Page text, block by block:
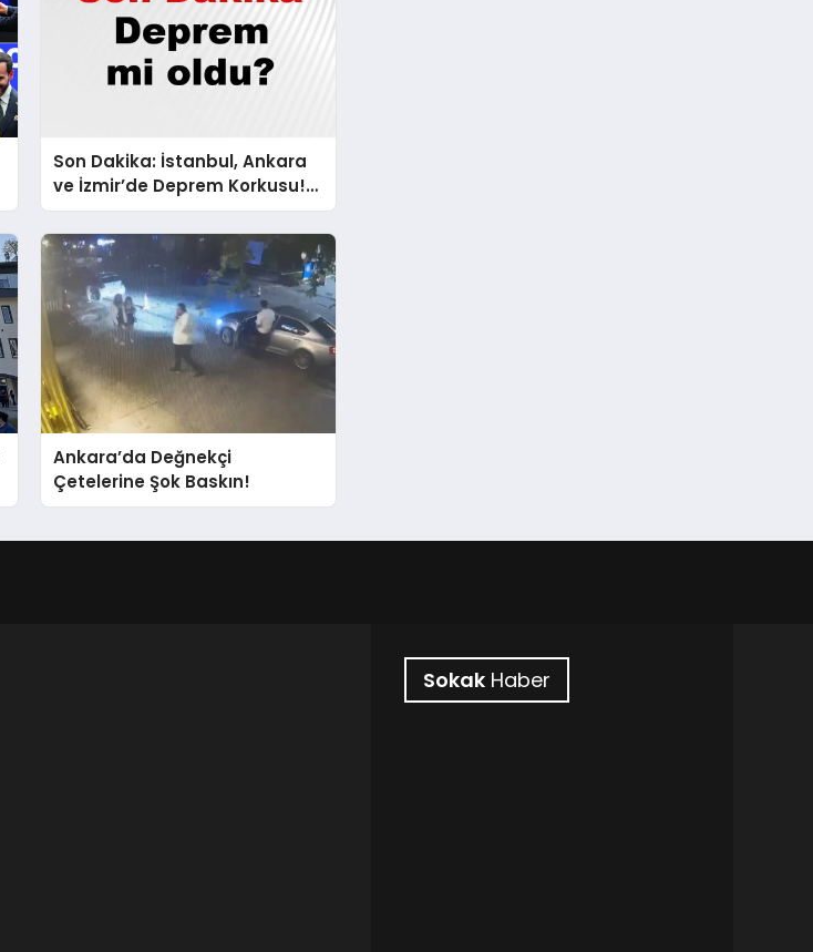
Son Dakika: İstanbul, Ankara
ve İzmir’de Deprem Korkusu!
AFAD’ın Verilerine Göre Az
Önce Nerede Sarsıntı Oldu?
Ankara’da Değnekçi
Çetelerine Şok Baskın!
SokakHaber